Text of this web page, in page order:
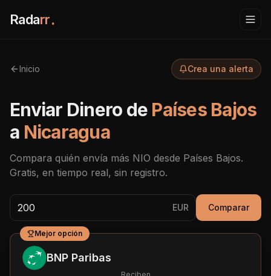
Radarr.
Inicio Crea una alerta
Enviar Dinero de Países Bajos
a Nicaragua
Compara quién envía más NIO desde Países Bajos.
Gratis, en tiempo real, sin registro.
EUR Comparar
Mejor opción
BNP Paribas